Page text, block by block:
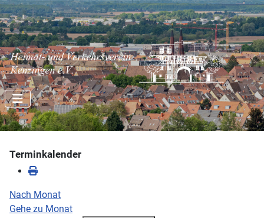
Terminkalender
Nach Monat
Gehe zu Monat